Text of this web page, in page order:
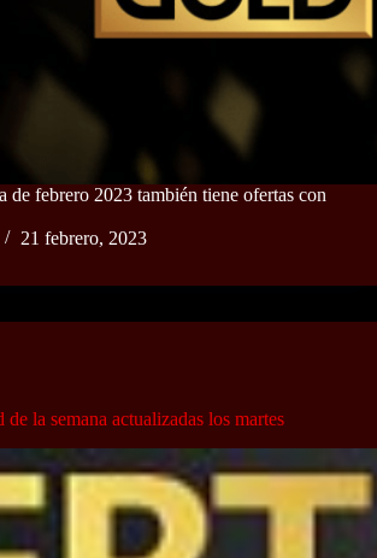
de febrero 2023 también tiene ofertas con
21 febrero, 2023
la semana actualizadas los martes